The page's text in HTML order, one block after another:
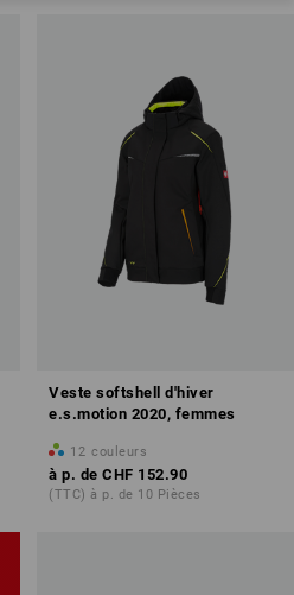
Veste softshell d'hiver
e.s.motion 2020, femmes
12 couleurs
à p. de CHF 152.90
(TTC) à p. de 10 Pièces